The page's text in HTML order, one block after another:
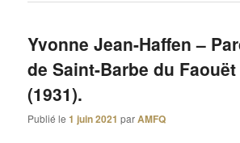
Yvonne Jean-Haffen –
de Saint-Barbe du Faouët
(1931).
Publié le1 juin 2021 parAMFQ